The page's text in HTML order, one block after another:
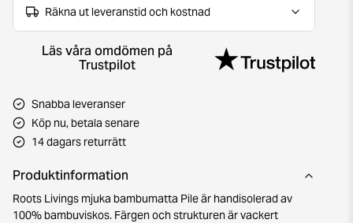
Räkna ut leveranstid och kostnad
Läs våra omdömen på
Trustpilot
Snabba leveranser
Köp nu, betala senare
14 dagars returrätt
Produktinformation
Roots Livings mjuka bambumatta Pile är handisolerad av
100% bambuviskos. Färgen och strukturen är vackert